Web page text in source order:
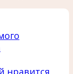
нравится